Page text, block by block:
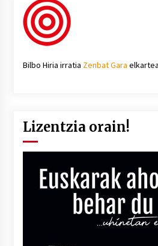
Bilbo Hiria irratia Zenbat Gara
Lizentzia orain!